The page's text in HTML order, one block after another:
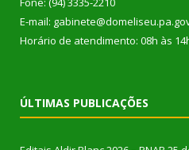
E-mail:
Horário de atendimento: 08h às
ÚLTIMAS PUBLICAÇÕES